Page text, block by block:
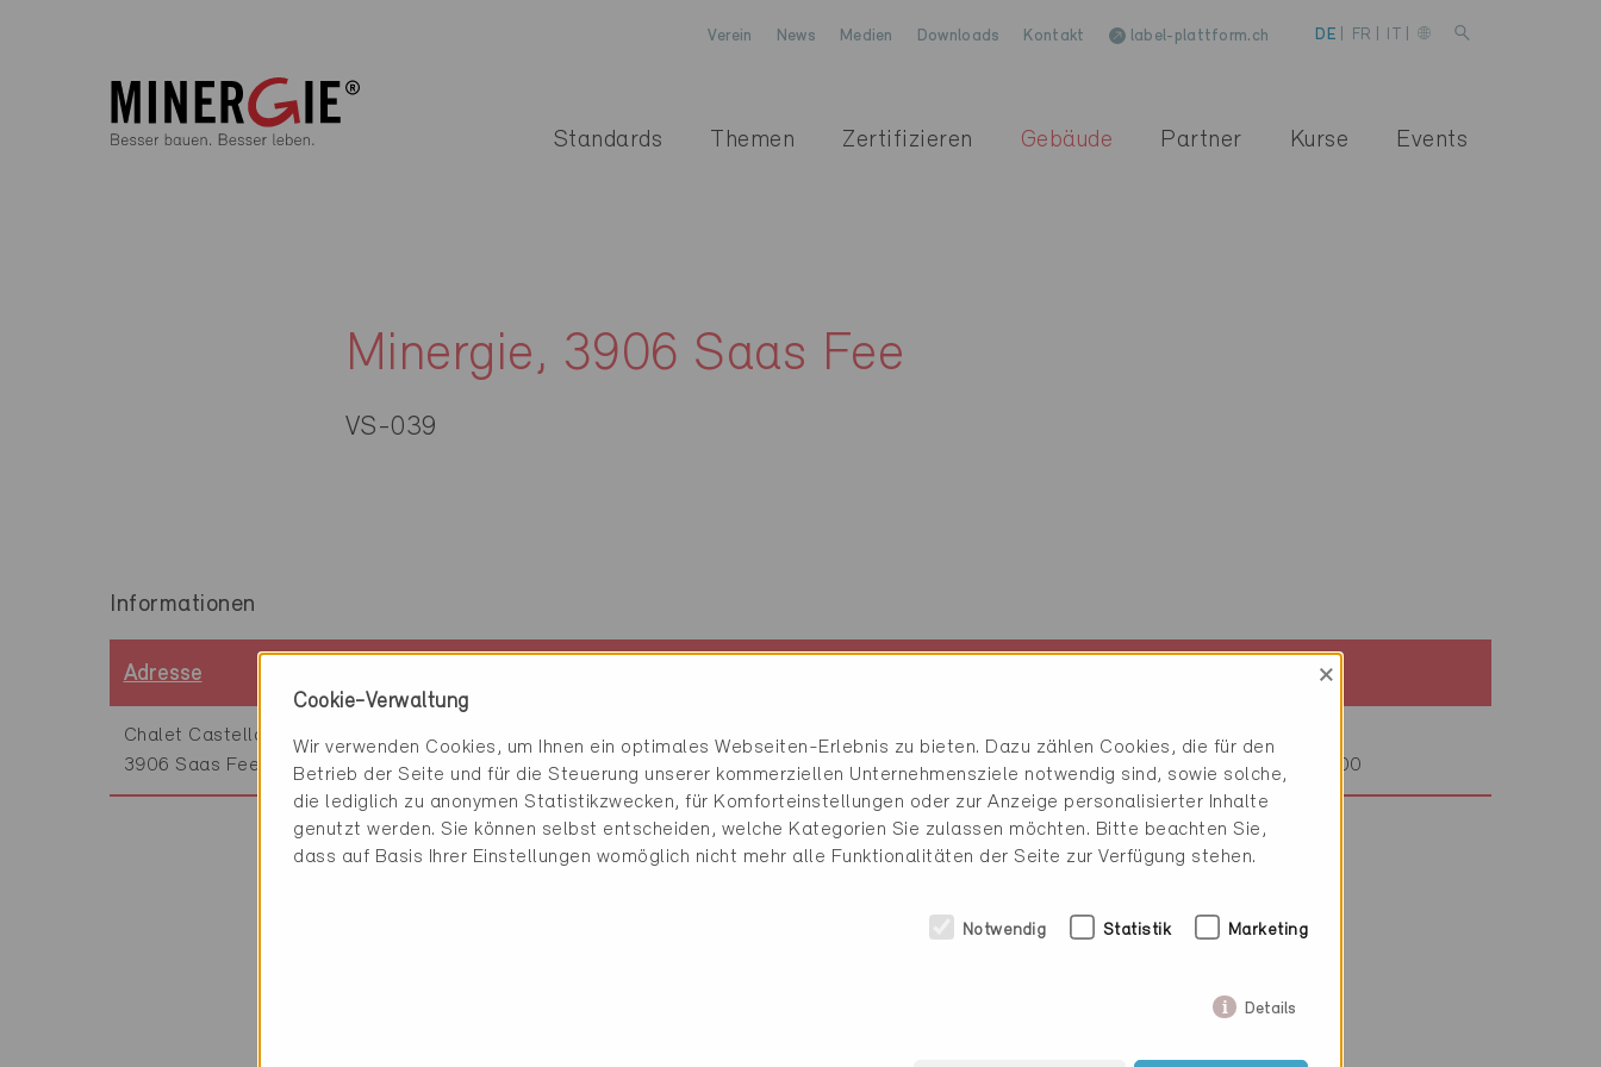
Verein News Medien Downloads Kontakt label-plattform.ch DE FR
Standards Themen Zertifizieren Gebäude Partner Kurse Events
Minergie, 3906 Saas Fee
VS-039
Informationen
Adresse Baustandard
Chalet Castello
3906 Saas Fee
VS-039 EFH, Neubau, 0 m
MFH, Neubau, 609 m
Minergie
Definitiv 7.8.2000
Cookie-Verwaltung
×
Wir verwenden Cookies, um Ihnen ein optimales Webseiten-Erlebnis zu bieten. Dazu zählen Cookies, die für den
Betrieb der Seite und für die Steuerung unserer kommerziellen Unternehmensziele notwendig sind, sowie solche,
die lediglich zu anonymen Statistikzwecken, für Komforteinstellungen oder zur Anzeige personalisierter Inhalte
genutzt werden. Sie können selbst entscheiden, welche Kategorien Sie zulassen möchten. Bitte beachten Sie,
dass auf Basis Ihrer Einstellungen womöglich nicht mehr alle Funktionalitäten der Seite zur Verfügung stehen.
Notwendig Statistik Marketing
Details